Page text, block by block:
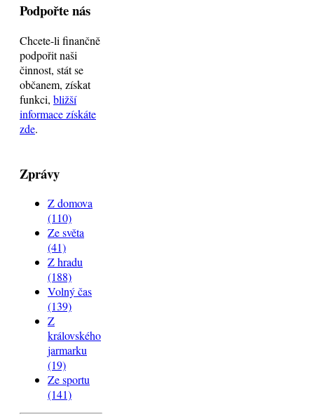
Podpořte nás
Chcete-li finančně
podpořit naši
činnost, stát se
občanem, získat
funkci, bližší
informace získáte
zde.
Zprávy
Z domova
(110)
Ze světa
(41)
Z hradu
(188)
Volný čas
(139)
Z
královského
jarmarku
(19)
Ze sportu
(141)